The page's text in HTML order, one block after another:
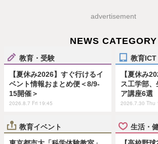
advertisement
NEWS CATEGORY
教育・受験
【夏休み2026】すぐ行けるイ
ベント情報おまとめ便＜8/9-
15開催＞
2026.8.7 Fri 19:45
教育ICT
【夏休み
ス工学部
ア講座6選
2026.7.30 Thu
教育イベント 生活・